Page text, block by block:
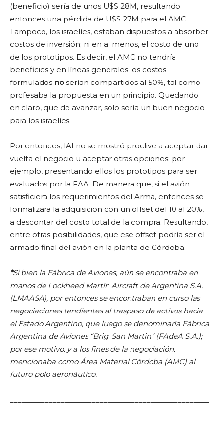
(beneficio) sería de unos U$S 28M, resultando
entonces una pérdida de U$S 27M para el AMC.
Tampoco, los israelíes, estaban dispuestos a absorber
costos de inversión; ni en al menos, el costo de uno
de los prototipos. Es decir, el AMC no tendría
beneficios y en líneas generales los costos
formulados no serían compartidos al 50%, tal como
profesaba la propuesta en un principio. Quedando
en claro, que de avanzar, solo sería un buen negocio
para los israelíes.
Por entonces, IAI no se mostró proclive a aceptar dar
vuelta el negocio u aceptar otras opciones; por
ejemplo, presentando ellos los prototipos para ser
evaluados por la FAA. De manera que, si el avión
satisficiera los requerimientos del Arma, entonces se
formalizara la adquisición con un offset del 10 al 20%,
a descontar del costo total de la compra. Resultando,
entre otras posibilidades, que ese offset podría ser el
armado final del avión en la planta de Córdoba.
*Si bien la Fábrica de Aviones, aún se encontraba en
manos de Lockheed Martín Aircraft de Argentina S.A.
(LMAASA), por entonces se encontraban en curso las
negociaciones tendientes al traspaso de activos hacia
el Estado Argentino, que luego se denominaría Fábrica
Argentina de Aviones “Brig. San Martin” (FAdeA S.A.);
por ese motivo, y a los fines de la negociación,
mencionaba como Área Material Córdoba (AMC) al
futuro polo aeronáutico.